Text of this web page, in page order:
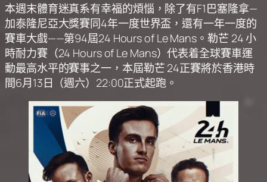
本週末體育迷真系有幸福的煩惱，除了有F1巴塞隆拿—
加泰隆尼亞大獎賽同4年一度世界盃，還有一年一度的
賽車大戲——第94屆24 Hours of Le Mans。勒芒 24 小
時耐力賽（24 Hours of Le Mans）代表着全球賽車運
動最高水平的賽事之一，本屆勒芒 24正賽將於香港時
間6月13日（週六）22:00正式起跑。